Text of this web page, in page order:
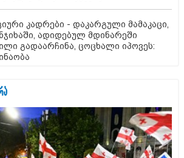
კადრები - დაკარგული მამაკაცი,
ადიდებულ მდინარეში
გადაარჩინა, ცოცხალი იპოვეს: